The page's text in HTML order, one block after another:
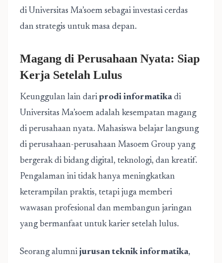
di Universitas Ma’soem sebagai investasi cerdas
dan strategis untuk masa depan.
Magang di Perusahaan Nyata: Siap
Kerja Setelah Lulus
Keunggulan lain dari prodi informatikadi
Universitas Ma’soem adalah kesempatan magang
di perusahaan nyata. Mahasiswa belajar langsung
di perusahaan-perusahaan Masoem Group yang
bergerak di bidang digital, teknologi, dan kreatif.
Pengalaman ini tidak hanya meningkatkan
keterampilan praktis, tetapi juga memberi
wawasan profesional dan membangun jaringan
yang bermanfaat untuk karier setelah lulus.
Seorang alumni jurusan teknik informatika,